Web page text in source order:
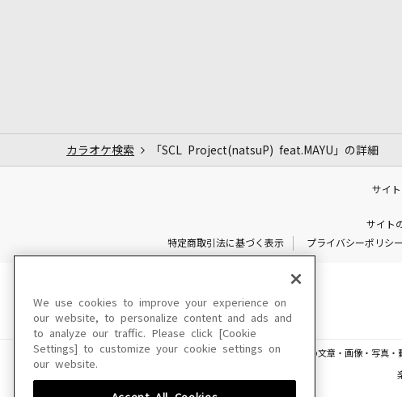
カラオケ検索 「SCL Project(natsuP) feat.MAYU」の詳細
サイ
サイト
特定商取引法に基づく表示
プライバシーポリシー
このサイトに掲載されている一切の文章・画像・写真
We use cookies to improve your experience on
our website, to personalize content and ads and
to analyze our traffic. Please click [Cookie
Settings] to customize your cookie settings on
our website.